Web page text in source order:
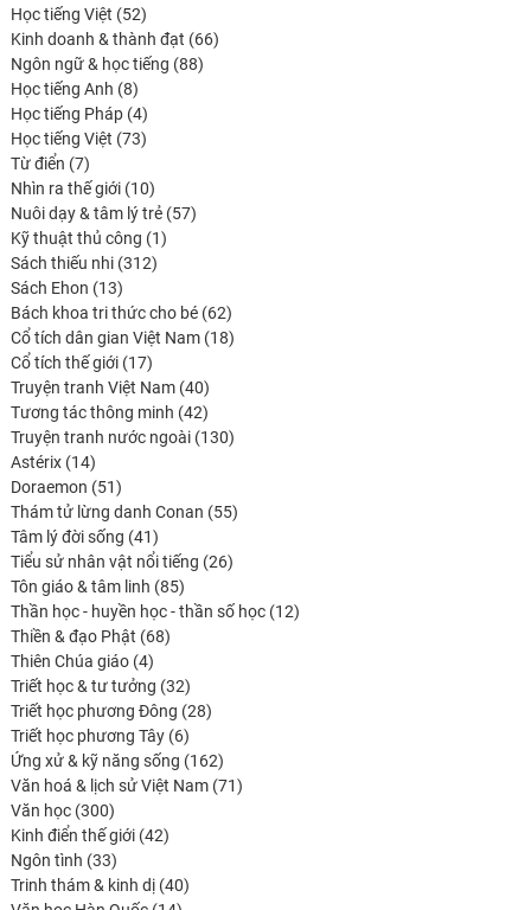
Học tiếng Việt 5252
produits
Kinh doanh & thành đạt 6666
Ngôn ngữ & học tiếng 8888
Học tiếng Anh 88
produits
Học tiếng Pháp 44
produits
Học tiếng Việt 7373
Từ điển 77
produits
Nhìn ra thế giới 1010
produits
Nuôi dạy & tâm lý trẻ 5757
Kỹ thuật thủ công 11
Sách thiếu nhi 312312
Sách Ehon 1313
produits
Bách khoa tri thức cho bé 6262
produits
Cổ tích dân gian Việt Nam 1818
Cổ tích thế giới 1717
produits
Truyện tranh Việt Nam 4040
produits
Tương tác thông minh 4242
produits
Truyện tranh nước ngoài 130130
Astérix 1414
produits
Doraemon 5151
produits
Thám tử lừng danh Conan 5555
Tâm lý đời sống 4141
produits
Tiểu sử nhân vật nổi tiếng 2626
Tôn giáo & tâm linh 8585
produits
Thần học - huyền học - thần số học 1212
Thiền & đạo Phật 6868
Thiên Chúa giáo 44
produits
Triết học & tư tưởng 3232
produits
Triết học phương Đông 2828
Triết học phương Tây 66
produits
Ứng xử & kỹ năng sống 162162
produits
Văn hoá & lịch sử Việt Nam 7171
Văn học 300300
produits
Kinh điển thế giới 4242
Ngôn tình 3333
produits
Trinh thám & kinh dị 4040